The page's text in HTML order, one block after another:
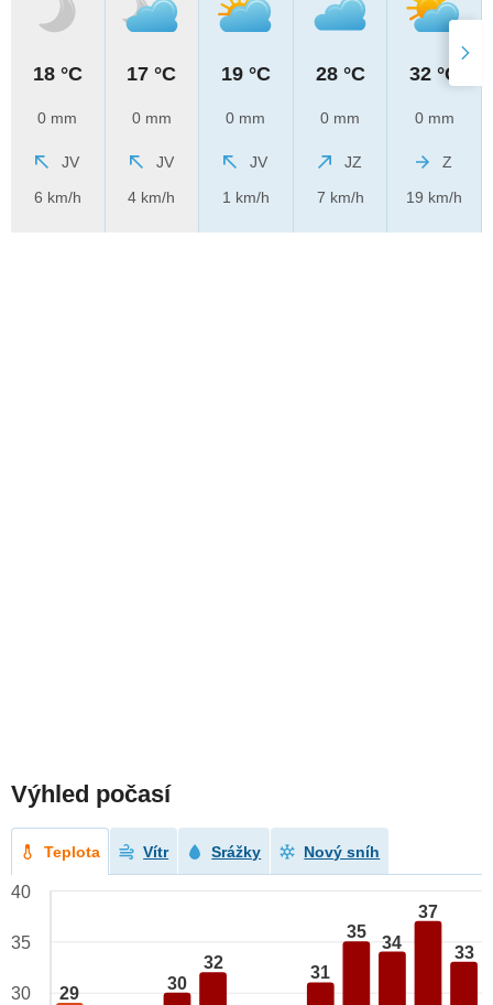
18 °C
0 mm
JV
6 km/h
17 °C
0 mm
JV
4 km/h
19 °C
0 mm
JV
1 km/h
28 °C
0 mm
JZ
7 km/h
32 °C
0 mm
Z
19 km/h
Výhled počasí
Teplota Vítr Srážky Nový sníh
29
30
32
31
35
34
37
33
40
35
30